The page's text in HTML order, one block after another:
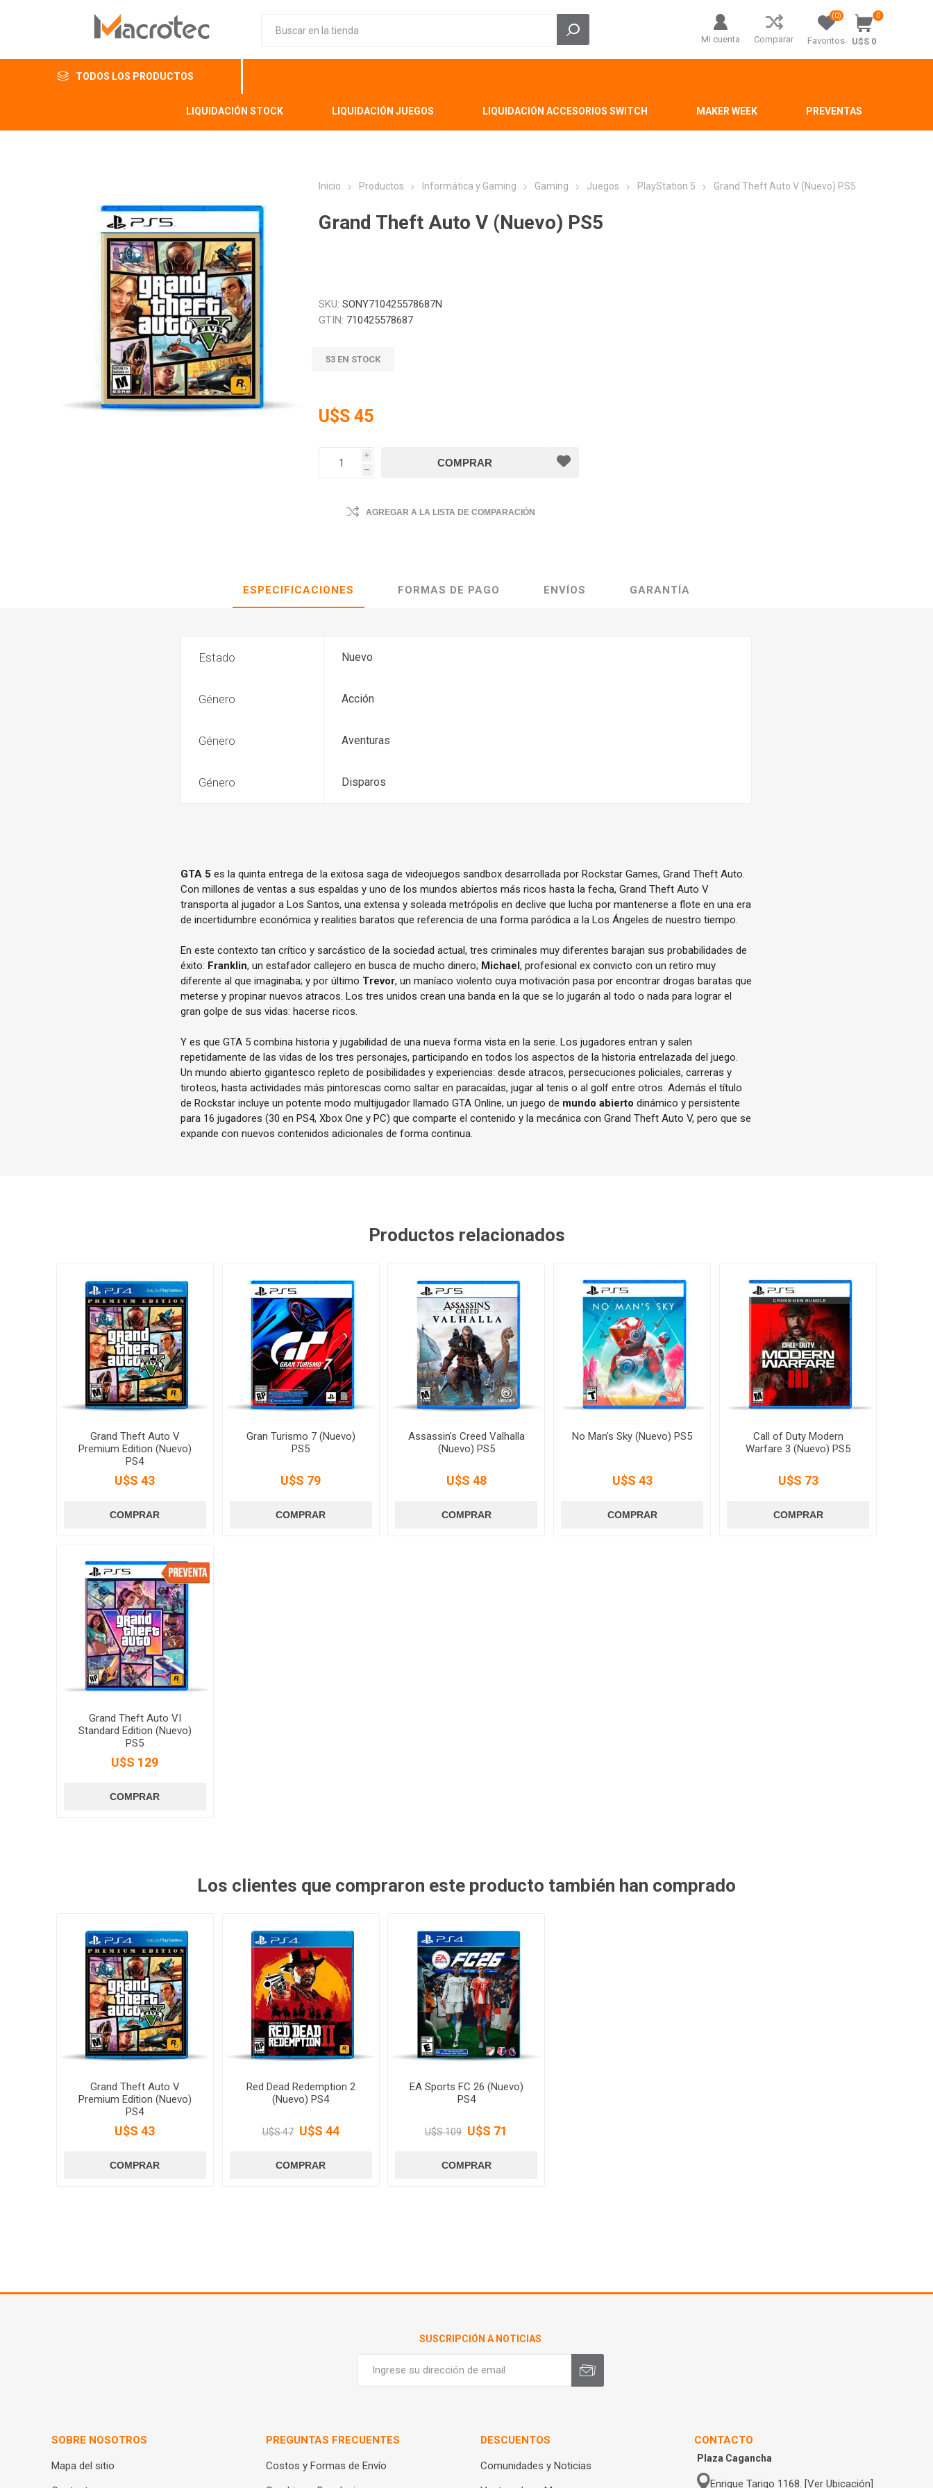
Mi cuenta Comparar Favoritos
(0) 0
U$S 0
TODOS LOS PRODUCTOS
LIQUIDACIÓN STOCK LIQUIDACIÓN JUEGOS LIQUIDACIÓN ACCESORIOS SWITCH MAKER WEEK PREVENTAS
Inicio Productos Informática y Gaming Gaming Juegos PlayStation 5 Grand Theft Auto V (Nuevo) PS5
Grand Theft Auto V (Nuevo) PS5
SKU: SONY710425578687N
GTIN: 710425578687
53 EN STOCK
U$S 45
i
h
AGREGAR A LA LISTA DE COMPARACIÓN
ESPECIFICACIONES FORMAS DE PAGO ENVÍOS GARANTÍA
Estado Nuevo
Género Acción
Género Aventuras
Género Disparos
GTA 5 es la quinta entrega de la exitosa saga de videojuegos sandbox desarrollada por Rockstar Games, Grand Theft Auto.
Con millones de ventas a sus espaldas y uno de los mundos abiertos más ricos hasta la fecha, Grand Theft Auto V
transporta al jugador a Los Santos, una extensa y soleada metrópolis en declive que lucha por mantenerse a flote en una era
de incertidumbre económica y realities baratos que referencia de una forma paródica a la Los Ángeles de nuestro tiempo.
En este contexto tan crítico y sarcástico de la sociedad actual, tres criminales muy diferentes barajan sus probabilidades de
éxito: Franklin, un estafador callejero en busca de mucho dinero; Michael, profesional ex convicto con un retiro muy
diferente al que imaginaba; y por último Trevor, un maníaco violento cuya motivación pasa por encontrar drogas baratas que
meterse y propinar nuevos atracos. Los tres unidos crean una banda en la que se lo jugarán al todo o nada para lograr el
gran golpe de sus vidas: hacerse ricos.
Y es que GTA 5 combina historia y jugabilidad de una nueva forma vista en la serie. Los jugadores entran y salen
repetidamente de las vidas de los tres personajes, participando en todos los aspectos de la historia entrelazada del juego.
Un mundo abierto gigantesco repleto de posibilidades y experiencias: desde atracos, persecuciones policiales, carreras y
tiroteos, hasta actividades más pintorescas como saltar en paracaídas, jugar al tenis o al golf entre otros. Además el título
de Rockstar incluye un potente modo multijugador llamado GTA Online, un juego de mundo abierto dinámico y persistente
para 16 jugadores (30 en PS4, Xbox One y PC) que comparte el contenido y la mecánica con Grand Theft Auto V, pero que se
expande con nuevos contenidos adicionales de forma continua.
Productos relacionados
Grand Theft Auto V
Premium Edition (Nuevo)
PS4
U$S 43
Gran Turismo 7 (Nuevo)
PS5
U$S 79
Assassin's Creed Valhalla
(Nuevo) PS5
U$S 48
No Man's Sky (Nuevo) PS5
U$S 43
Call of Duty Modern
Warfare 3 (Nuevo) PS5
U$S 73
Grand Theft Auto VI
Standard Edition (Nuevo)
PS5
U$S 129
Los clientes que compraron este producto también han comprado
Grand Theft Auto V
Premium Edition (Nuevo)
PS4
U$S 43
Red Dead Redemption 2
(Nuevo) PS4
U$S 47 U$S 44
EA Sports FC 26 (Nuevo)
PS4
U$S 109 U$S 71
SUSCRIPCIÓN A NOTICIAS
SOBRE NOSOTROS
Mapa del sitio
PREGUNTAS FRECUENTES
Costos y Formas de Envío
DESCUENTOS
Comunidades y Noticias
CONTACTO
Plaza Cagancha
Enrique Tarigo 1168. [Ver Ubicación]